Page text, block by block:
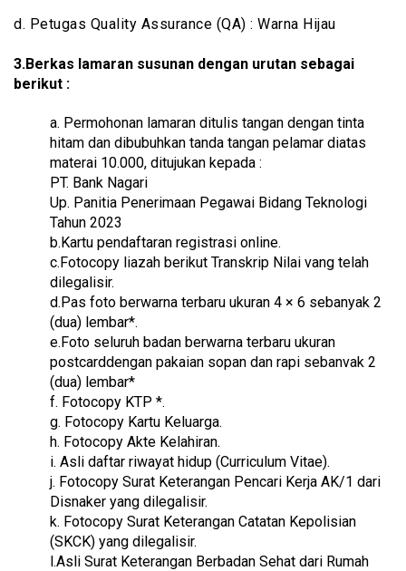
d. Petugas Quality Assurance (QA) : Warna Hijau
3.Berkas lamaran susunan dengan urutan sebagai
berikut :
a. Permohonan lamaran ditulis tangan dengan tinta
hitam dan dibubuhkan tanda tangan pelamar diatas
materai 10.000, ditujukan kepada :
PT. Bank Nagari
Up. Panitia Penerimaan Pegawai Bidang Teknologi
Tahun 2023
b.Kartu pendaftaran registrasi online.
c.Fotocopy liazah berikut Transkrip Nilai vang telah
dilegalisir.
d.Pas foto berwarna terbaru ukuran 4 × 6 sebanyak 2
(dua) lembar*.
e.Foto seluruh badan berwarna terbaru ukuran
postcarddengan pakaian sopan dan rapi sebanvak 2
(dua) lembar*
f. Fotocopy KTP *.
g. Fotocopy Kartu Keluarga.
h. Fotocopy Akte Kelahiran.
i. Asli daftar riwayat hidup (Curriculum Vitae).
j. Fotocopy Surat Keterangan Pencari Kerja AK/1 dari
Disnaker yang dilegalisir.
k. Fotocopy Surat Keterangan Catatan Kepolisian
(SKCK) yang dilegalisir.
l.Asli Surat Keterangan Berbadan Sehat dari Rumah